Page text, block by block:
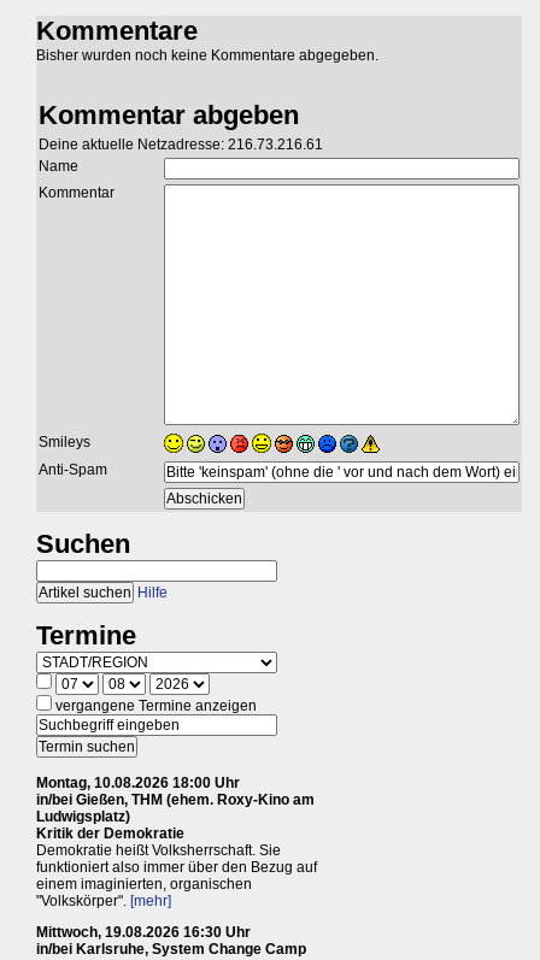
Kommentare
Bisher wurden noch keine Kommentare abgegeben.
Kommentar abgeben
Deine aktuelle Netzadresse: 216.73.216.61
Name
Kommentar
Smileys
Anti-Spam
Suchen
Hilfe
Termine
vergangene Termine anzeigen
Montag, 10.08.2026 18:00 Uhr
in/bei Gießen, THM (ehem. Roxy-Kino am
Ludwigsplatz)
Kritik der Demokratie
Demokratie heißt Volksherrschaft. Sie
funktioniert also immer über den Bezug auf
einem imaginierten, organischen
"Volkskörper". [mehr]
Mittwoch, 19.08.2026 16:30 Uhr
in/bei Karlsruhe, System Change Camp